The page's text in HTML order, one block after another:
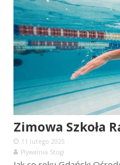
Zimowa Szkoła
11 lutego 2025
Pływalnia Stogi